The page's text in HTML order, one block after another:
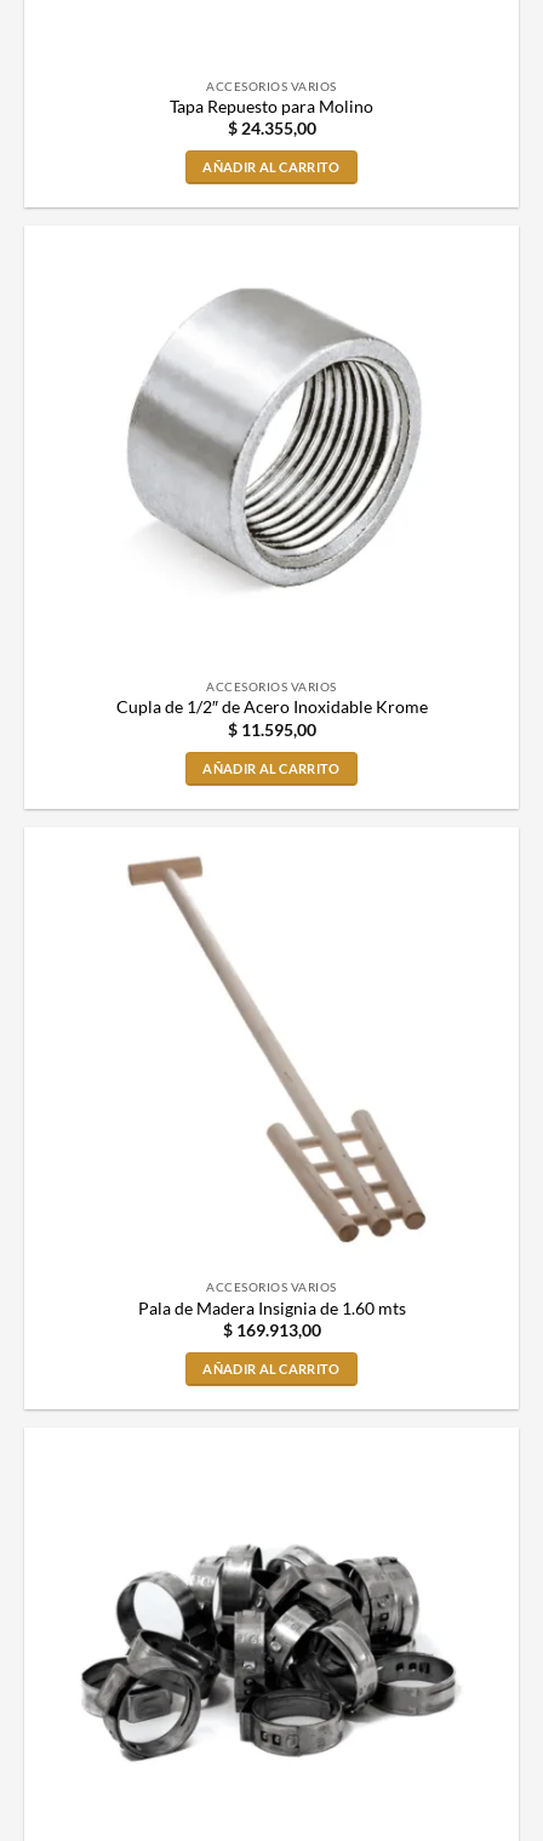
ACCESORIOS VARIOS
Tapa Repuesto para Molino
$24.355,00
AÑADIR AL CARRITO
ACCESORIOS VARIOS
Cupla de 1/2″ de Acero Inoxidable Krome
$11.595,00
AÑADIR AL CARRITO
ACCESORIOS VARIOS
Pala de Madera Insignia de 1.60 mts
$169.913,00
AÑADIR AL CARRITO